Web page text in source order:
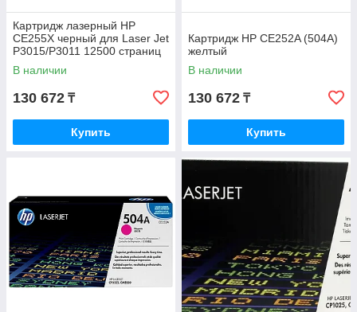
Картридж лазерный HP
CE255X черный для Laser Jet
P3015/P3011 12500 страниц
повышенной емкости
В наличии
130 672 ₸
Купить
Картридж HP CE252A (504A)
желтый
В наличии
130 672 ₸
Купить